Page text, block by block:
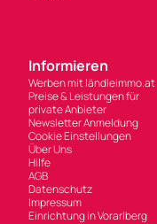
Informieren
Werben mit ländleimmo.at
Preise & Leistungen für
private Anbieter
Newsletter Anmeldung
Cookie Einstellungen
Über Uns
Hilfe
AGB
Datenschutz
Impressum
Einrichtung in Vorarlberg